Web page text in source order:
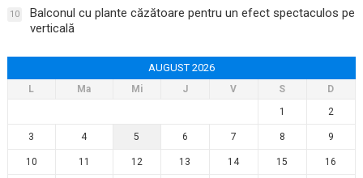
10
Balconul cu plante căzătoare pentru un efect spectaculos pe
verticală
AUGUST 2026
L Ma Mi J V S
D
1
2
3 4 5 6 7 8 9
10 11 12 13 14 15 16